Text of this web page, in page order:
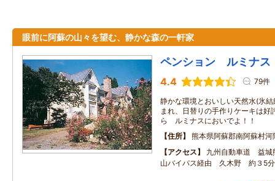
眼前に阿蘇の山々を望む、静かな森の一軒家
ペンション ルミナス
4.4 79件
静かな環境とおいしい天然水(氷
まれ、日替りの手作りケーキは好
ら ルミナスにおいでよ！！
住所
熊本県阿蘇郡南阿蘇村
アクセス
九州自動車道 益城
山バイパス経由 久木野 約３5分